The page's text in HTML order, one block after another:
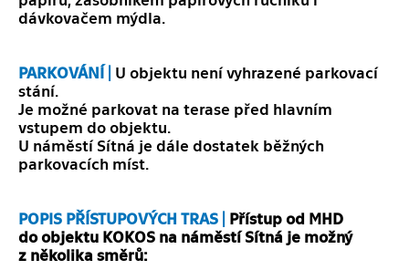
dávkovačem mýdla.
PARKOVÁNÍ | U objektu není vyhrazené parkovací
stání.
Je možné parkovat na terase před hlavním
vstupem do objektu.
U náměstí Sítná je dále dostatek běžných
parkovacích míst.
POPIS PŘÍSTUPOVÝCH TRAS | Přístup od MHD
do objektu KOKOS na náměstí Sítná je možný
z několika směrů: